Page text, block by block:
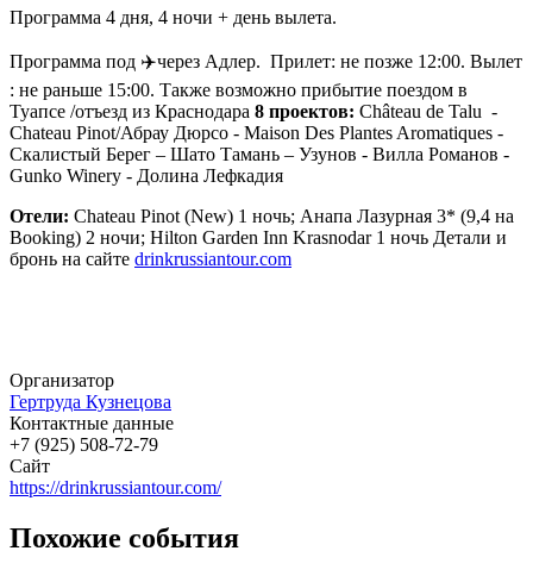
Программа 4 дня, 4 ночи + день вылета.
Программа под ✈️через Адлер. Прилет: не позже 12:00. Вылет
: не раньше 15:00. Также возможно прибытие поездом в
Туапсе /отъезд из Краснодара 8 проектов: Château de Talu -
Chateau Pinot/Абрау Дюрсо - Maison Des Plantes Aromatiques -
Скалистый Берег – Шато Тамань – Узунов - Вилла Романов -
Gunko Winery - Долина Лефкадия
Отели: Chateau Pinot (New) 1 ночь; Анапа Лазурная 3* (9,4 на
Booking) 2 ночи; Hilton Garden Inn Krasnodar 1 ночь Детали и
бронь на сайте drinkrussiantour.com
Организатор
Гертруда Кузнецова
Контактные данные
+7 (925) 508-72-79
Сайт
https://drinkrussiantour.com/
Похожие события